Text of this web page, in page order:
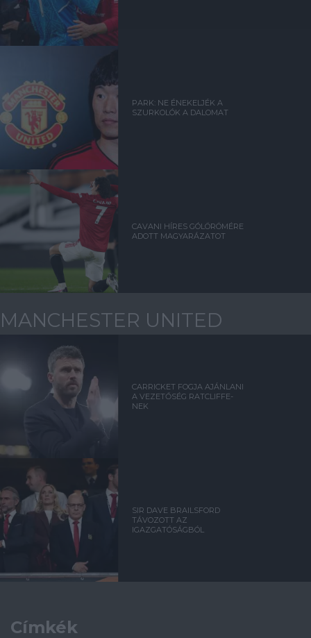
PARK: NE ÉNEKELJÉK A
SZURKOLÓK A DALOMAT
CAVANI HÍRES GÓLÖRÖMÉRE
ADOTT MAGYARÁZATOT
MANCHESTER UNITED
CARRICKET FOGJA AJÁNLANI
A VEZETŐSÉG RATCLIFFE-
NEK
SIR DAVE BRAILSFORD
TÁVOZOTT AZ
IGAZGATÓSÁGBÓL
Címkék